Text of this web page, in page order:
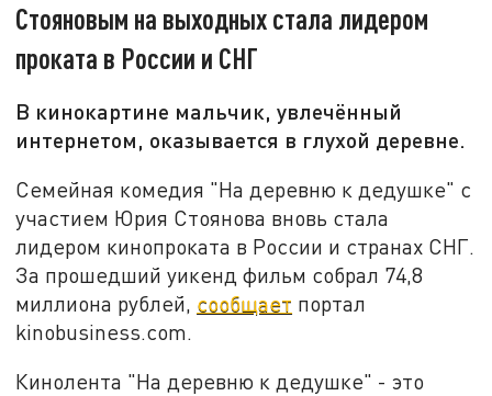
Стояновым на выходных стала лидером
проката в России и СНГ
В кинокартине мальчик, увлечённый
интернетом, оказывается в глухой деревне.
Семейная комедия "На деревню к дедушке" с
участием Юрия Стоянова вновь стала
лидером кинопроката в России и странах СНГ.
За прошедший уикенд фильм собрал 74,8
миллиона рублей, сообщает портал
kinobusiness.com.
Кинолента "На деревню к дедушке" - это